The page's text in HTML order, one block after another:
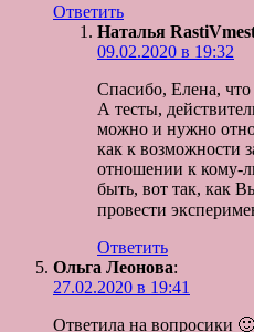
Ответить
Наталья
09.02.2020 в 19:32
Спасибо, Елена,
А тесты,
можно и нужно
как к возможности
отношении к кому-
быть, вот так, как
провести
Ответить
Ольга Леонова:
27.02.2020 в 19:41
Ответила на вопросики